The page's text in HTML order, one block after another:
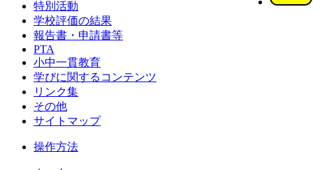
特別活動
学校評価の結果
報告書・申請書等
PTA
小中一貫教育
学びに関するコンテンツ
リンク集
その他
サイトマップ
操作方法